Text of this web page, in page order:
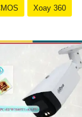
Xoay 360